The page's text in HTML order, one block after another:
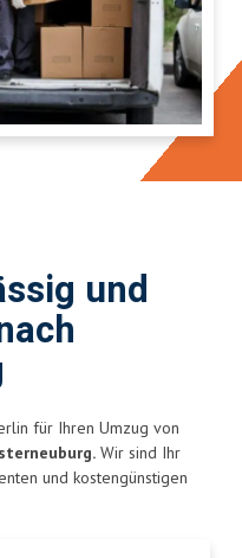
und
für Ihren Umzug von
Wir sind Ihr
und kostengünstigen